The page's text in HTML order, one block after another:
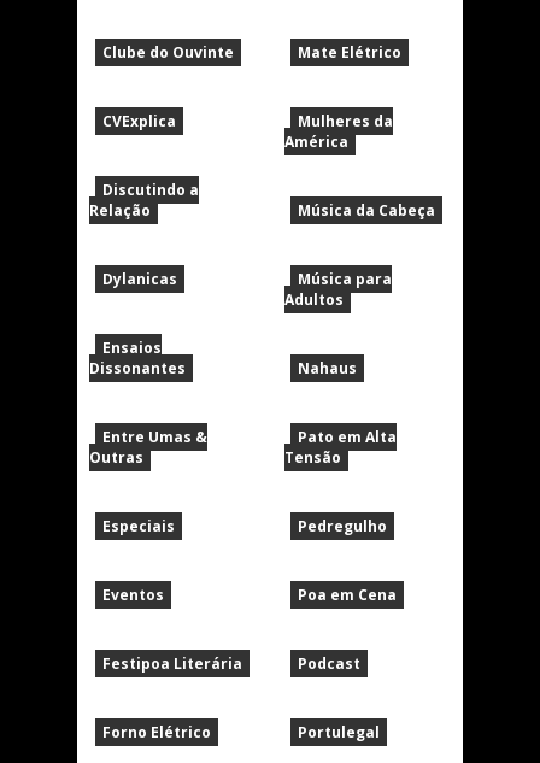
Clube do Ouvinte
CVExplica
Discutindo a
Relação
Dylanicas
Ensaios
Dissonantes
Entre Umas &
Outras
Especiais
Eventos
Festipoa Literária
Forno Elétrico
Mate Elétrico
Mulheres da
América
Música da Cabeça
Música para
Adultos
Nahaus
Pato em Alta
Tensão
Pedregulho
Poa em Cena
Podcast
Portulegal